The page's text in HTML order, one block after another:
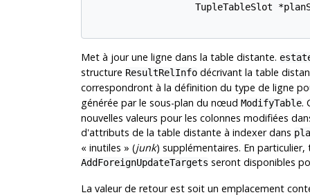
TupleTableSlot
Met à jour une ligne dans la table distante.
structure ResultRelInfodécrivant la table
correspondront à la définition du type de ligne
générée par le sous-plan du nœud ModifyTable.
nouvelles valeurs pour les colonnes modifiées
d'attributs de la table distante à indexer dans
« inutiles » (junk) supplémentaires. En
AddForeignUpdateTargets seront disponibles
La valeur de retour est soit un emplacement